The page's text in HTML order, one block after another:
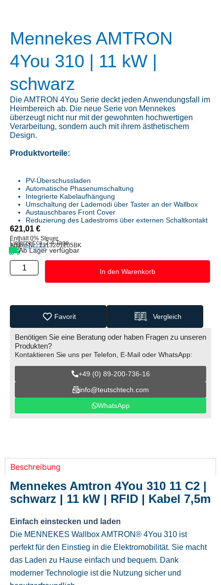
Mennekes AMTRON
4You 310 | 11 kW |
schwarz
Die AMTRON 4You Serie deckt jeden Anwendungsfall im
Heimbereich ab. Die neue Serie von Mennekes
überzeugt nicht nur mit der gewohnten hochwertigen
Verarbeitung, sondern auch mit ihrem ästhetischem
Design.
Produktvorteile:
PV-Überschussladen
Automatische Phasenumschaltung
Integrierte Kabelaufhängung
Umschaltung der Lademodi über Taster an der Wallbox
Austauschbares Front Cover
Reduzierung des Ladestroms über externen Schaltkontakt
621,01 €
Enthält 0% Steuer
zzgl.Versand
Artikel-Nr.: 1313201205BK
Lieferzeit:ca. 2-4 Tage
Ab Lager verfügbar
In den Warenkorb
Favorit Vergleich
Benötigen Sie eine Beratung oder haben Fragen zu unseren
Produkten?
Kontaktieren Sie uns per Telefon, E-Mail oder WhatsApp:
+49 (0) 89-200-736-16
info@teutschtech.com
WhatsApp
Beschreibung
Mennekes Amtron 4You 310 11 C2 |
schwarz | 11 kW | RFID | Kabel 7,5m
Einfach einstecken und laden
Die MENNEKES Wallbox AMTRON® 4You 310 ist
perfekt für den Einstieg in die Elektromobilität. Sie macht
das Laden zu Hause einfach und bequem. Dank
moderner Technologie ist die Nutzung sicher und